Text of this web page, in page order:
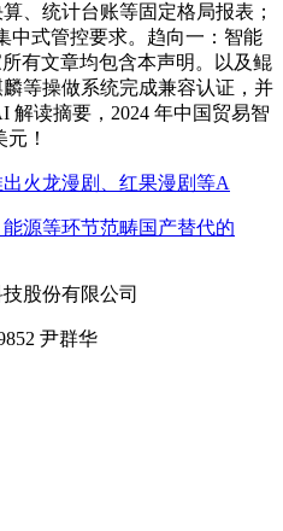
、统计台账等固定格局报表；
中式管控要求。趋向一：智能
有文章均包含本声明。以及鲲
等操做系统完成兼容认证，并
解读摘要，2024 年中国贸易智
！
火龙漫剧、红果漫剧等A
源等环节范畴国产替代的
尹群华